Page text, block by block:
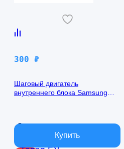
300 ₽
Шаговый двигатель
внутреннего блока Samsung
В наличии